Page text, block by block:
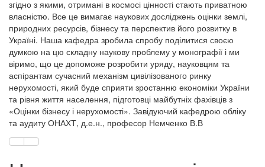
згідно з якими, отримані в космосі цінності стають приватною
власністю. Все це вимагає наукових досліджень оцінки землі,
природних ресурсів, бізнесу та перспектив його розвитку в
Україні. Наша кафедра зробила спробу поділитися своєю
думкою на цю складну наукову проблему у монографії і ми
віримо, що це допоможе розробити уряду, науковцям та
аспірантам сучасний механізм цивілізованого ринку
нерухомості, який буде сприяти зростанню економіки України
та рівня життя населення, підготовці майбутніх фахівців з
«Оцінки бізнесу і нерухомості». Завідуючий кафедрою обліку
та аудиту ОНАХТ, д.е.н., професор Немченко В.В